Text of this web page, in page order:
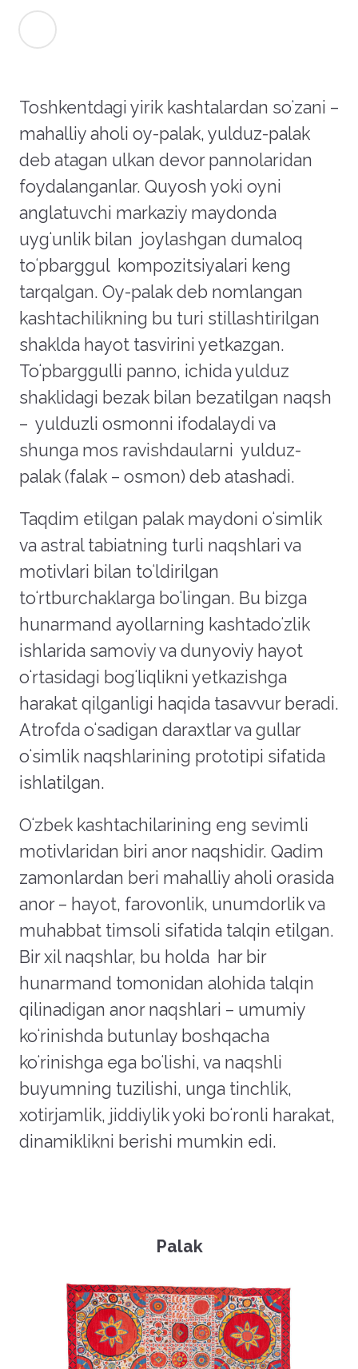
Toshkentdagi yirik kashtalardan soʻzani –
mahalliy aholi oy-palak, yulduz-palak
deb atagan ulkan devor pannolaridan
foydalanganlar. Quyosh yoki oyni
anglatuvchi markaziy maydonda
uygʻunlik bilan joylashgan dumaloq
toʻpbarggul kompozitsiyalari keng
tarqalgan. Oy-palak deb nomlangan
kashtachilikning bu turi stillashtirilgan
shaklda hayot tasvirini yetkazgan.
Toʻpbarggulli panno, ichida yulduz
shaklidagi bezak bilan bezatilgan naqsh
– yulduzli osmonni ifodalaydi va
shunga mos ravishdaularni yulduz-
palak (falak – osmon) deb atashadi.
Taqdim etilgan palak maydoni oʻsimlik
va astral tabiatning turli naqshlari va
motivlari bilan toʻldirilgan
toʻrtburchaklarga boʻlingan. Bu bizga
hunarmand ayollarning kashtadoʻzlik
ishlarida samoviy va dunyoviy hayot
oʻrtasidagi bogʻliqlikni yetkazishga
harakat qilganligi haqida tasavvur beradi.
Atrofda oʻsadigan daraxtlar va gullar
oʻsimlik naqshlarining prototipi sifatida
ishlatilgan.
Oʻzbek kashtachilarining eng sevimli
motivlaridan biri anor naqshidir. Qadim
zamonlardan beri mahalliy aholi orasida
anor – hayot, farovonlik, unumdorlik va
muhabbat timsoli sifatida talqin etilgan.
Bir xil naqshlar, bu holda har bir
hunarmand tomonidan alohida talqin
qilinadigan anor naqshlari – umumiy
koʻrinishda butunlay boshqacha
koʻrinishga ega boʻlishi, va naqshli
buyumning tuzilishi, unga tinchlik,
xotirjamlik, jiddiylik yoki boʻronli harakat,
dinamiklikni berishi mumkin edi.
Palak